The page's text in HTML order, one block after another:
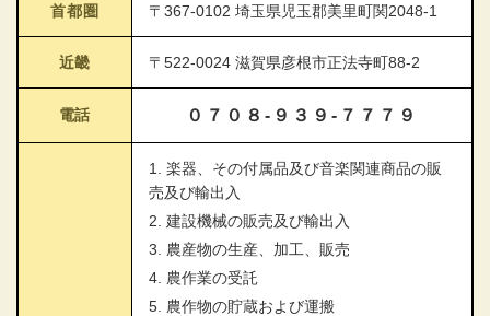
首都圏 〒367-0102 埼玉県児玉郡美里町関2048-1
近畿 〒522-0024 滋賀県彦根市正法寺町88-2
電話 ０７０８-９３９-７７７９
1. 楽器、その付属品及び音楽関連商品の販
売及び輸出入
2. 建設機械の販売及び輸出入
3. 農産物の生産、加工、販売
4. 農作業の受託
5. 農作物の貯蔵および運搬